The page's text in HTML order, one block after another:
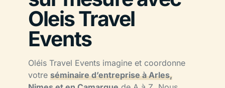
Oleis Travel
Events
Oléis Travel Events imagine et coordonne
votre séminaire d’entreprise à Arles,